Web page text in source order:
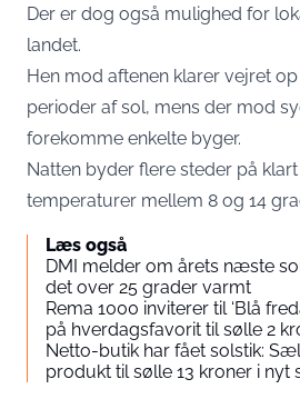
Der er dog også mulighed for
landet.
Hen mod aftenen klarer vejret
perioder af sol, mens der mod
forekomme enkelte byger.
Natten byder flere steder på
temperaturer mellem 8 og 14
Læs også
DMI melder om årets næste
det over 25 grader varmt
Rema 1000 inviterer til ‘Blå
på hverdagsfavorit til sølle 2
Netto-butik har fået solstik:
produkt til sølle 13 kroner i nyt